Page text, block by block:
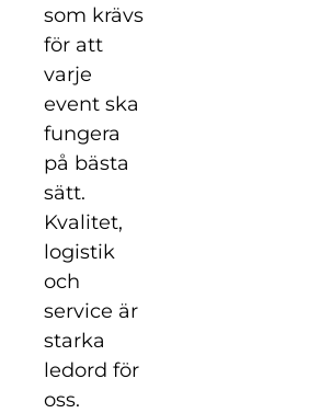
som krävs
för att
varje
event ska
fungera
på bästa
sätt.
Kvalitet,
logistik
och
service är
starka
ledord för
oss.